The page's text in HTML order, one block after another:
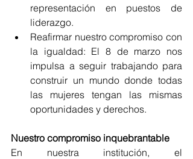
representación en puestos de
liderazgo.
Reafirmar nuestro compromiso con
la igualdad: El 8 de marzo nos
impulsa a seguir trabajando para
construir un mundo donde todas
las mujeres tengan las mismas
oportunidades y derechos.
Nuestro compromiso inquebrantable
En nuestra institución, el